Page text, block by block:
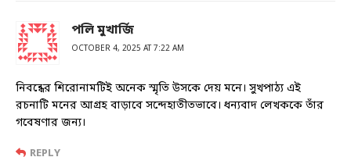
পলি মুখার্জি
OCTOBER 4, 2025 AT 7:22 AM
নিবন্ধের শিরোনামটিই অনেক স্মৃতি উসকে দেয় মনে। সুখপাঠ্য এই
রচনাটি মনের আগ্রহ বাড়াবে সন্দেহাতীতভাবে। ধন্যবাদ লেখককে তাঁর
গবেষণার জন্য।
REPLY